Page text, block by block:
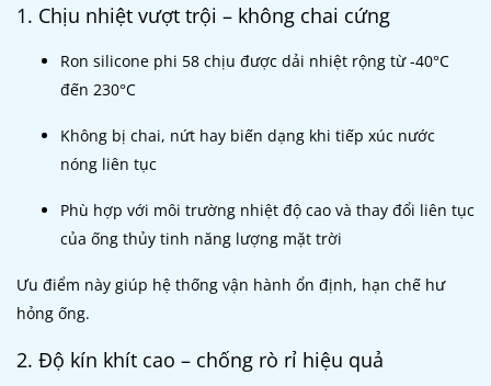
1. Chịu nhiệt vượt trội – không chai cứng
Ron silicone phi 58 chịu được dải nhiệt rộng từ -40°C
đến 230°C
Không bị chai, nứt hay biến dạng khi tiếp xúc nước
nóng liên tục
Phù hợp với môi trường nhiệt độ cao và thay đổi liên tục
của ống thủy tinh năng lượng mặt trời
Ưu điểm này giúp hệ thống vận hành ổn định, hạn chế hư
hỏng ống.
2. Độ kín khít cao – chống rò rỉ hiệu quả